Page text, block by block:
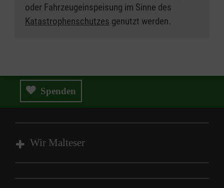
oder Fahrzeugeinspeisung im Sinne des
Katastrophenschutzes genutzt werden.
Spenden
Wir Malteser
Spenden & Helfen